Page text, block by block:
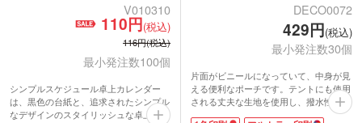
V010310
110円(税込)
116円(税込)
最小発注数100個
シンプルスケジュール卓上カレンダー
は、黒色の台紙と、追求されたシンプル
なデザインのスタイリッシュな卓上カレ
DECO0072
429円(税込)
最小発注数30個
片面がビニールになっていて、中身が見
える便利なポーチです。テントにも使用
される丈夫な生地を使用し、撥水性に優
れています。ワイドオープンファスナー